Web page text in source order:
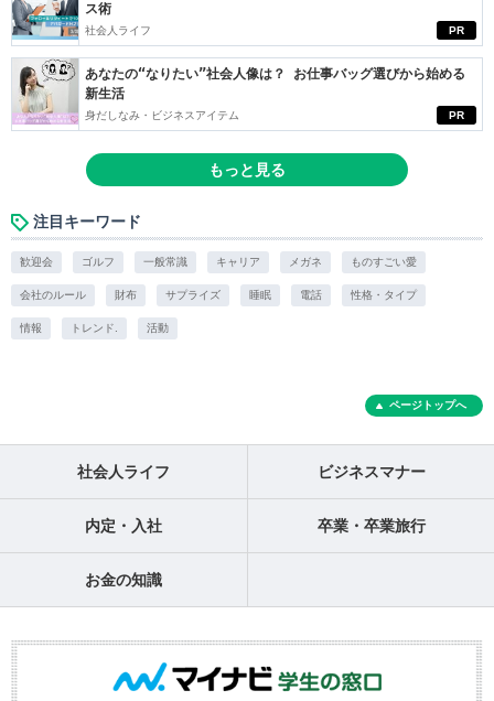
PR
ス術
社会人ライフ
PR
あなたの“なりたい”社会人像は？ お仕事バッグ選びから始める
新生活
身だしなみ・ビジネスアイテム
もっと見る
注目キーワード
歓迎会 ゴルフ 一般常識 キャリア メガネ ものすごい愛
会社のルール 財布 サプライズ 睡眠 電話 性格・タイプ
情報 トレンド. 活動
ページトップへ
社会人ライフ ビジネスマナー
内定・入社 卒業・卒業旅行
お金の知識